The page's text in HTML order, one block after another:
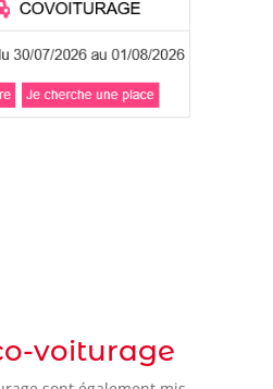
voiturage